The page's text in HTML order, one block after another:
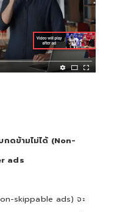
ข้ามไม่ได้ (Non-
ads
skippable ads) จะ